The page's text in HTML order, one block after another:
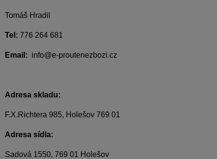
Tomáš Hradil
Tel: 776 264 681
Email: info@e-proutenezbozi.cz
Adresa skladu:
F.X.Richtera 985, Holešov 769 01
Adresa sídla:
Sadová 1550, 769 01 Holešov